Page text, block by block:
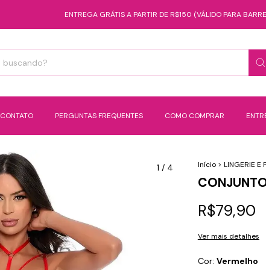
ENTREGA GRÁTIS A PARTIR DE R$150 (VÁLIDO PARA BARREIRAS)
CONTATO PERGUNTAS FREQUENTES COMO COMPRAR
1 / 4 Início > LINGERIE E
R$79,90
Ver mais detalhes
Cor: Vermelho